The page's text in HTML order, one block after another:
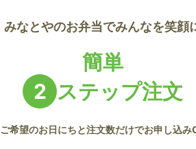
みなとやのお弁当でみんなを笑顔
簡単
2 ステップ注文
ご希望のお日にちと注文数だけでお申し込み